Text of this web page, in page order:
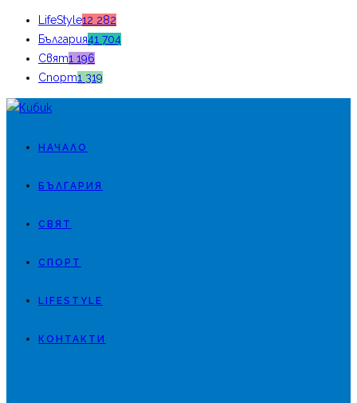
LifeStyle12 282
България41 704
Свят1 196
Спорт1 319
НАЧАЛО
БЪЛГАРИЯ
СВЯТ
СПОРТ
LIFESTYLE
КОНТАКТИ